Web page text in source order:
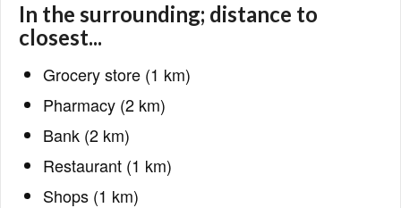
In the surrounding; distance to
closest...
Grocery store (1 km)
Pharmacy (2 km)
Bank (2 km)
Restaurant (1 km)
Shops (1 km)